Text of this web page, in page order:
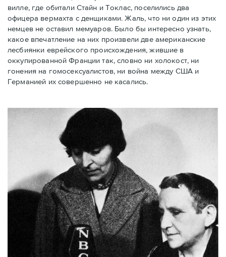
вилле, где обитали Стайн и Токлас, поселились два
офицера вермахта с денщиками. Жаль, что ни один из этих
немцев не оставил мемуаров. Было бы интересно узнать,
какое впечатление на них произвели две американские
лесбиянки еврейского происхождения, жившие в
оккупированной Франции так, словно ни холокост, ни
гонения на гомосексуалистов, ни война между США и
Германией их совершенно не касались.